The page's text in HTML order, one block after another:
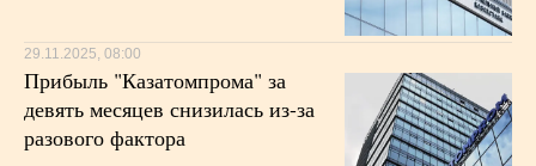
29.11.2025, 08:00
Прибыль "Казатомпрома" за
девять месяцев снизилась из-за
разового фактора